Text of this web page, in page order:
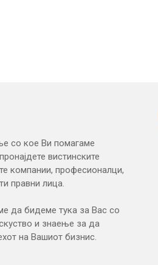
со кое Ви помагаме
вистинските
компании, професионалци,
правни лица.
да бидеме тука за Вас со
и знаење за да
на Вашиот бизнис.